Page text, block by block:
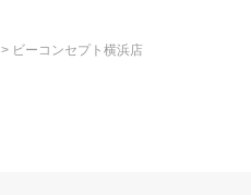
> ビーコンセプト横浜店